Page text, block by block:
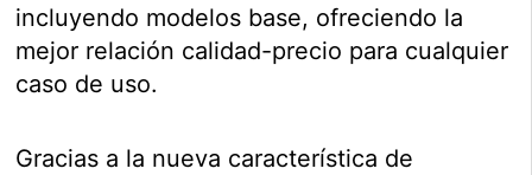
incluyendo modelos base, ofreciendo la
mejor relación calidad-precio para cualquier
caso de uso.
Gracias a la nueva característica de